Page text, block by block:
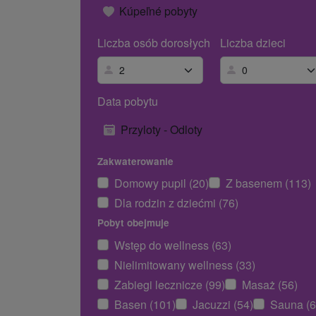
Kúpeľné pobyty
Liczba osób dorosłych
Liczba dzieci
Data pobytu
Przyloty - Odloty
Zakwaterowanie
Domowy pupil (20)
Z basenem (113)
Dla rodzin z dziećmi (76)
Pobyt obejmuje
Wstęp do wellness (63)
Nielimitowany wellness (33)
Zabiegi lecznicze (99)
Masaż (56)
Basen (101)
Jacuzzi (54)
Sauna